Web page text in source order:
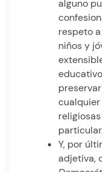
alguno
respeto
niños y
Y, por
adjetiva,